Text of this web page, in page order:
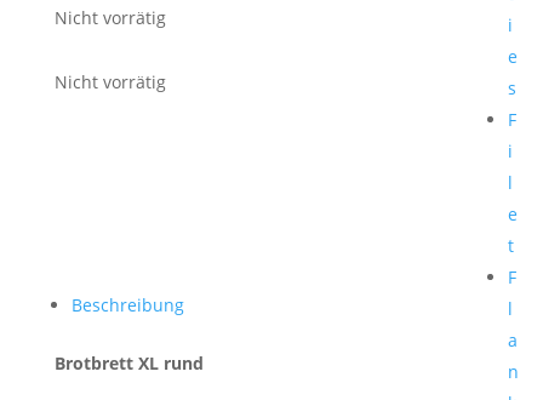
i
e
s
F
i
l
e
t
F
l
a
n
Nicht vorrätig
Nicht vorrätig
Beschreibung
Brotbrett XL rund